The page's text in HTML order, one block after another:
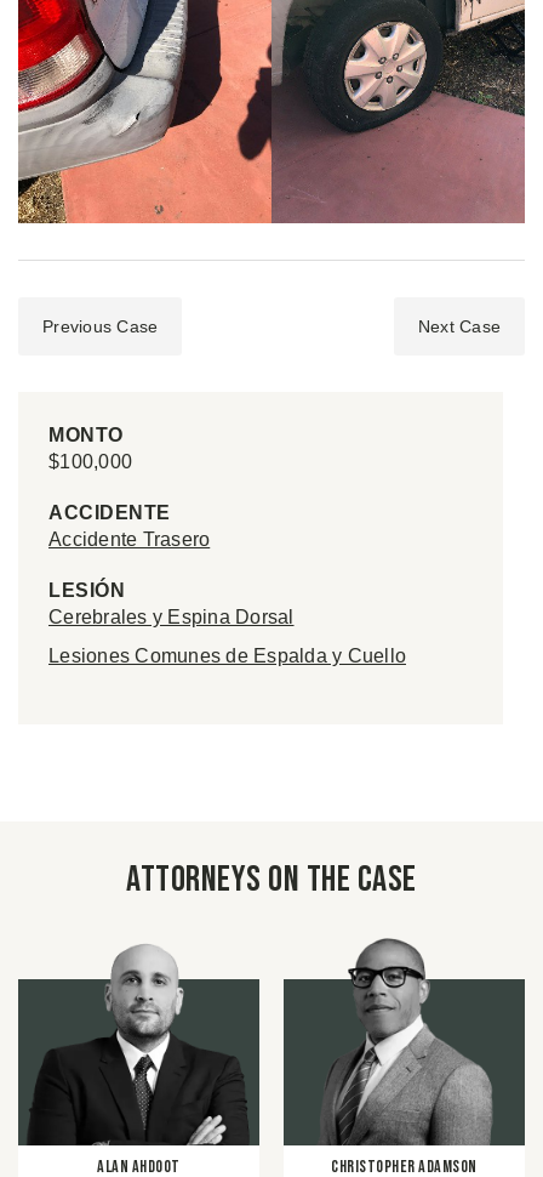
Previous Case Next Case
MONTO
$100,000
ACCIDENTE
Accidente Trasero
LESIÓN
Cerebrales y Espina Dorsal
Lesiones Comunes de Espalda y Cuello
Attorneys on the case
Alan Ahdoot Christopher Adamson